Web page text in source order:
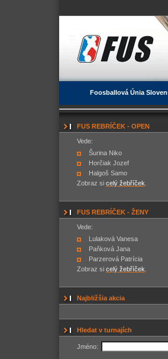
Foosballová Únia
FUS REBRÍČEK - OPEN
Vede:
Šurina Niko
Horčiak Jozef
Halgoš Samo
Zobraz si celý žebříček
FUS REBRÍČEK - ŽENY
Vede:
Lulaková Vanesa
Paňková Jana
Parzerová Patrícia
Zobraz si celý žebříček
Najbližšia akcia
Hledat v turnajích
Jméno: